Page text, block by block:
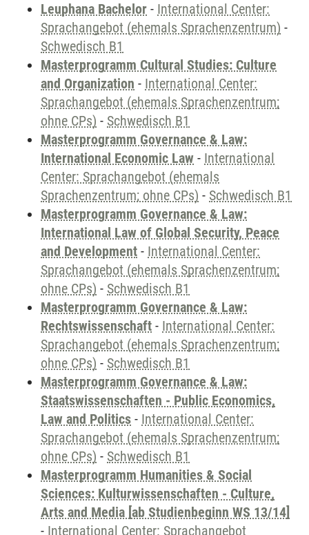
Leuphana Bachelor - International Center:
Sprachangebot (ehemals Sprachenzentrum) -
Schwedisch B1
Masterprogramm Cultural Studies: Culture
and Organization - International Center:
Sprachangebot (ehemals Sprachenzentrum;
ohne CPs) - Schwedisch B1
Masterprogramm Governance & Law:
International Economic Law - International
Center: Sprachangebot (ehemals
Sprachenzentrum; ohne CPs) - Schwedisch B1
Masterprogramm Governance & Law:
International Law of Global Security, Peace
and Development - International Center:
Sprachangebot (ehemals Sprachenzentrum;
ohne CPs) - Schwedisch B1
Masterprogramm Governance & Law:
Rechtswissenschaft - International Center:
Sprachangebot (ehemals Sprachenzentrum;
ohne CPs) - Schwedisch B1
Masterprogramm Governance & Law:
Staatswissenschaften - Public Economics,
Law and Politics - International Center:
Sprachangebot (ehemals Sprachenzentrum;
ohne CPs) - Schwedisch B1
Masterprogramm Humanities & Social
Sciences: Kulturwissenschaften - Culture,
Arts and Media [ab Studienbeginn WS 13/14]
- International Center: Sprachangebot